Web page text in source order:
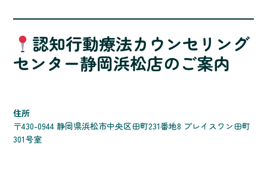
認知行動療法カウンセリング
センター静岡浜松店のご案内
住所
〒430-0944 静岡県浜松市中央区田町231番地8 プレイスワン田町
301号室